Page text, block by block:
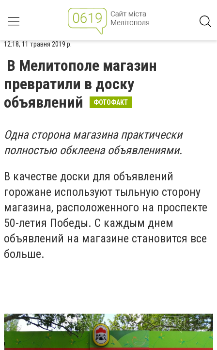
12:18, 11 травня 2019 р.
В Мелитополе магазин
превратили в доску
объявлений
ФОТОФАКТ
Одна сторона магазина практически
полностью обклеена объявлениями.
В качестве доски для объявлений
горожане используют тыльную сторону
магазина, расположенного на проспекте
50-летия Победы. С каждым днем
объявлений на магазине становится все
больше.